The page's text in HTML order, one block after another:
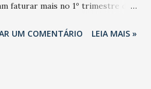
faturar mais no 1º trimestre de
deste ano, 56% também
UM COMENTÁRIO LEIA MAIS »